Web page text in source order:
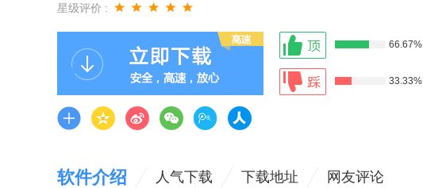
星级评价 :
66.67%
33.33%
软件介绍 人气下载 下载地址 网友评论